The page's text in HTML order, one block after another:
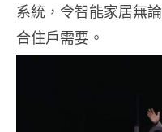
系統，令智能家居無
合住戶需要。